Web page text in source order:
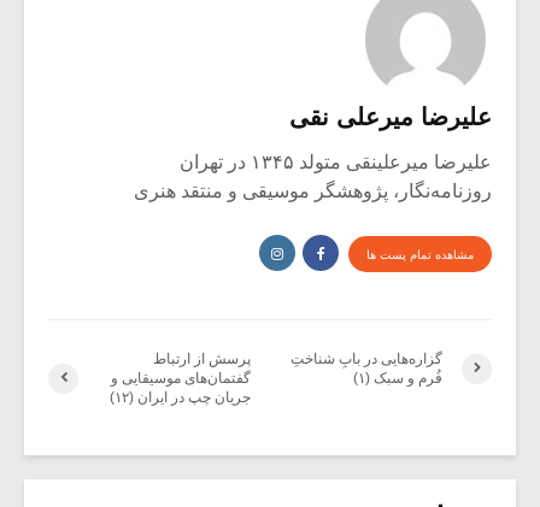
علیرضا میرعلی نقی
علیرضا میرعلینقی متولد ۱۳۴۵ در تهران
روزنامه‌نگار، پژوهشگر موسیقی و منتقد هنری
مشاهده تمام پست ها
پرسش از ارتباط
گفتمان‌های موسیقایی و
جریان چپ در ایران (۱۲)
گزاره‌هایی در بابِ شناختِ
فُرم و سبک (۱)